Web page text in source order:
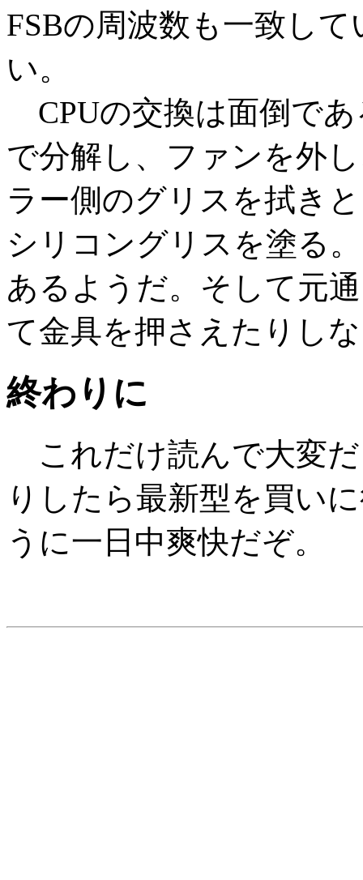
FSBの周波数も一致し
い。
CPUの交換は面倒で
で分解し、ファンを外
ラー側のグリスを拭き
シリコングリスを塗る
あるようだ。そして元
て金具を押さえたりし
終わりに
これだけ読んで大変
りしたら最新型を買い
うに一日中爽快だぞ。